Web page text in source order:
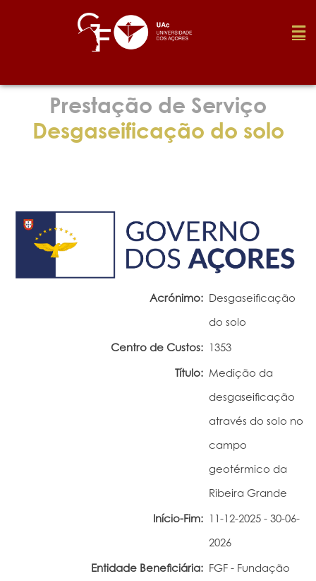
Fundação
Media
Emprego
Prestação de Serviço
Desgaseificação do solo
Acrónimo: Desgaseificação
do solo
Centro de Custos: 1353
Título: Medição da
desgaseificação
através do solo no
campo
geotérmico da
Ribeira Grande
Início-Fim: 11-12-2025 - 30-06-
2026
Entidade Beneficiária: FGF - Fundação